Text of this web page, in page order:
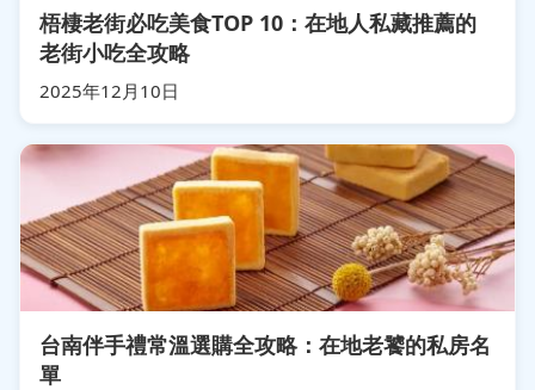
梧棲老街必吃美食TOP 10：在地人私藏推薦的
老街小吃全攻略
2025年12月10日
台南伴手禮常溫選購全攻略：在地老饕的私房名
單